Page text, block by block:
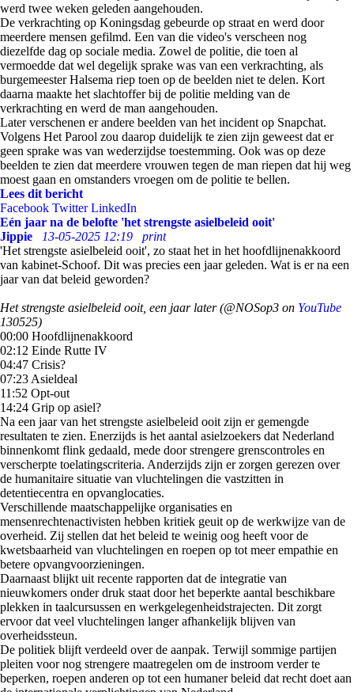
werd twee weken geleden aangehouden.
De verkrachting op Koningsdag gebeurde op straat en werd door
meerdere mensen gefilmd. Een van die video's verscheen nog
diezelfde dag op sociale media. Zowel de politie, die toen al
vermoedde dat wel degelijk sprake was van een verkrachting, als
burgemeester Halsema riep toen op de beelden niet te delen. Kort
daarna maakte het slachtoffer bij de politie melding van de
verkrachting en werd de man aangehouden.
Later verschenen er andere beelden van het incident op Snapchat.
Volgens Het Parool zou daarop duidelijk te zien zijn geweest dat er
geen sprake was van wederzijdse toestemming. Ook was op deze
beelden te zien dat meerdere vrouwen tegen de man riepen dat hij weg
moest gaan en omstanders vroegen om de politie te bellen.
Lees dit bericht
Facebook Twitter LinkedIn
Eén jaar na de belofte 'het strengste asielbeleid ooit'
Jippie
13-05-2025 12:19
print
'Het strengste asielbeleid ooit', zo staat het in het hoofdlijnenakkoord
van kabinet-Schoof. Dit was precies een jaar geleden. Wat is er na een
jaar van dat beleid geworden?
Het strengste asielbeleid ooit, een jaar later (@NOSop3 on YouTube
130525)
00:00 Hoofdlijnenakkoord
02:12 Einde Rutte IV
04:47 Crisis?
07:23 Asieldeal
11:52 Opt-out
14:24 Grip op asiel?
Na een jaar van het strengste asielbeleid ooit zijn er gemengde
resultaten te zien. Enerzijds is het aantal asielzoekers dat Nederland
binnenkomt flink gedaald, mede door strengere grenscontroles en
verscherpte toelatingscriteria. Anderzijds zijn er zorgen gerezen over
de humanitaire situatie van vluchtelingen die vastzitten in
detentiecentra en opvanglocaties.
Verschillende maatschappelijke organisaties en
mensenrechtenactivisten hebben kritiek geuit op de werkwijze van de
overheid. Zij stellen dat het beleid te weinig oog heeft voor de
kwetsbaarheid van vluchtelingen en roepen op tot meer empathie en
betere opvangvoorzieningen.
Daarnaast blijkt uit recente rapporten dat de integratie van
nieuwkomers onder druk staat door het beperkte aantal beschikbare
plekken in taalcursussen en werkgelegenheidstrajecten. Dit zorgt
ervoor dat veel vluchtelingen langer afhankelijk blijven van
overheidssteun.
De politiek blijft verdeeld over de aanpak. Terwijl sommige partijen
pleiten voor nog strengere maatregelen om de instroom verder te
beperken, roepen anderen op tot een humaner beleid dat recht doet aan